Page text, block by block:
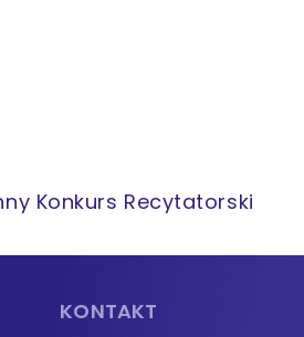
Konkurs Recytatorski
KONTAKT